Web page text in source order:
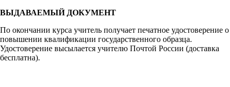
ВЫДАВАЕМЫЙ ДОКУМЕНТ
По окончании курса учитель получает печатное удостоверение о
повышении квалификации государственного образца.
Удостоверение высылается учителю Почтой России (доставка
бесплатна).